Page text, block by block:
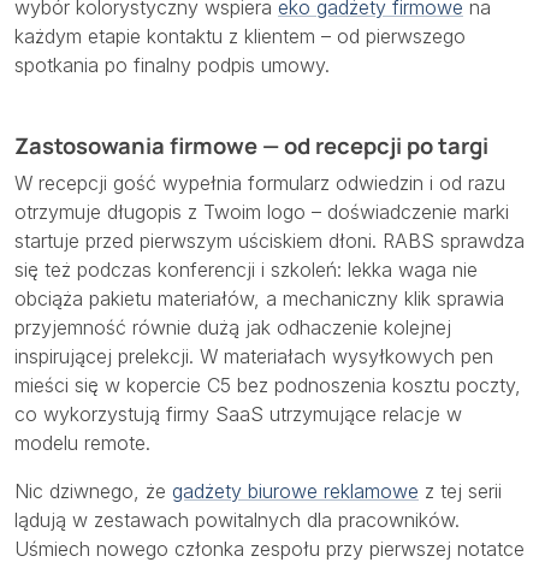
wybór kolorystyczny wspiera eko gadżety firmowe na
każdym etapie kontaktu z klientem – od pierwszego
spotkania po finalny podpis umowy.
Zastosowania firmowe — od recepcji po targi
W recepcji gość wypełnia formularz odwiedzin i od razu
otrzymuje długopis z Twoim logo – doświadczenie marki
startuje przed pierwszym uściskiem dłoni. RABS sprawdza
się też podczas konferencji i szkoleń: lekka waga nie
obciąża pakietu materiałów, a mechaniczny klik sprawia
przyjemność równie dużą jak odhaczenie kolejnej
inspirującej prelekcji. W materiałach wysyłkowych pen
mieści się w kopercie C5 bez podnoszenia kosztu poczty,
co wykorzystują firmy SaaS utrzymujące relacje w
modelu remote.
Nic dziwnego, że gadżety biurowe reklamowe z tej serii
lądują w zestawach powitalnych dla pracowników.
Uśmiech nowego członka zespołu przy pierwszej notatce